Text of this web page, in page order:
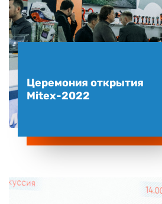
Церемония открытия
Mitex-2022